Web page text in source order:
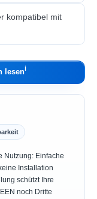
lesenℹ︎
Nutzung: Einfache
Installation
schützt Ihre
noch Dritte